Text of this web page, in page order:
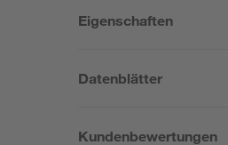
Eigenschaften
Datenblätter
Kundenbewertungen